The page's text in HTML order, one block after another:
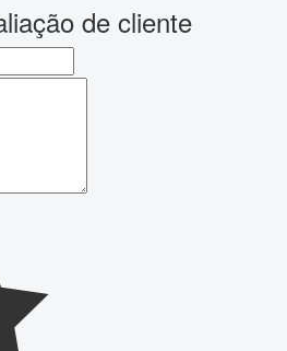
de cliente